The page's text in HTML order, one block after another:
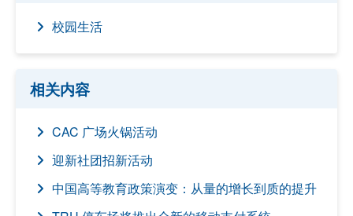
校园生活
相关内容
CAC 广场火锅活动
迎新社团招新活动
中国高等教育政策演变：从量的增长到质的提升